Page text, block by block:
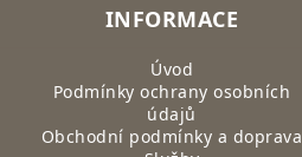
INFORMACE
Úvod
Podmínky ochrany osobních
údajů
Obchodní podmínky a doprava